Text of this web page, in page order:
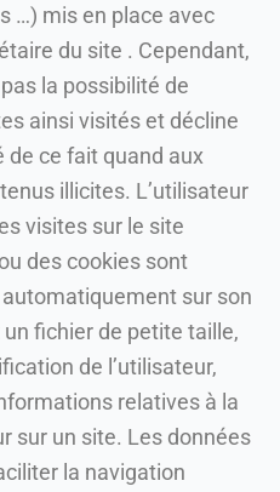
…) mis en place avec
du site . Cependant,
la possibilité de
ainsi visités et décline
ce fait quand aux
illicites. L’utilisateur
visites sur le site
des cookies sont
sur son
fichier de petite taille,
de l’utilisateur,
relatives à la
sur un site. Les données
la navigation